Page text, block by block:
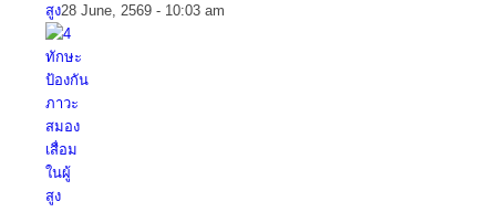
สูง28 June, 2569 - 10:03 am